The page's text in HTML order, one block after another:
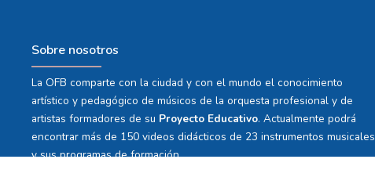
Sobre nosotros
La OFB comparte con la ciudad y con el mundo el conocimiento
artístico y pedagógico de músicos de la orquesta profesional y de
artistas formadores de su Proyecto Educativo. Actualmente podrá
encontrar más de 150 videos didácticos de 23 instrumentos musicales
y sus programas de formación.